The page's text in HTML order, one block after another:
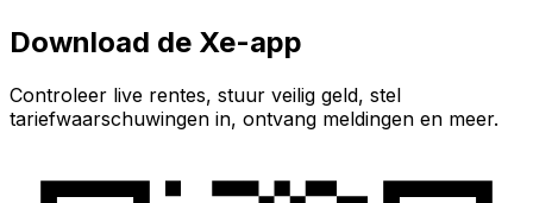
Download de Xe-app
Controleer live rentes, stuur veilig geld, stel
tariefwaarschuwingen in, ontvang meldingen en meer.